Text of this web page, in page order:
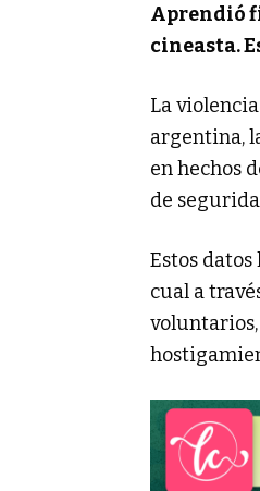
Aprendió
cineasta.
La
argentina,
en hechos
de
Estos
cual a
voluntarios,